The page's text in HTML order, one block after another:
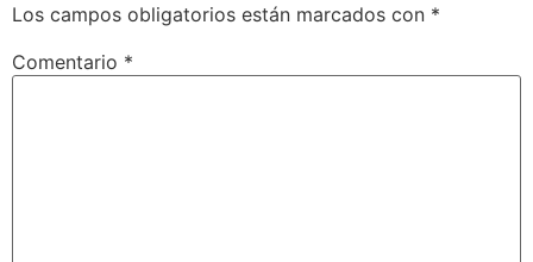
Los campos obligatorios están marcados con *
Comentario *